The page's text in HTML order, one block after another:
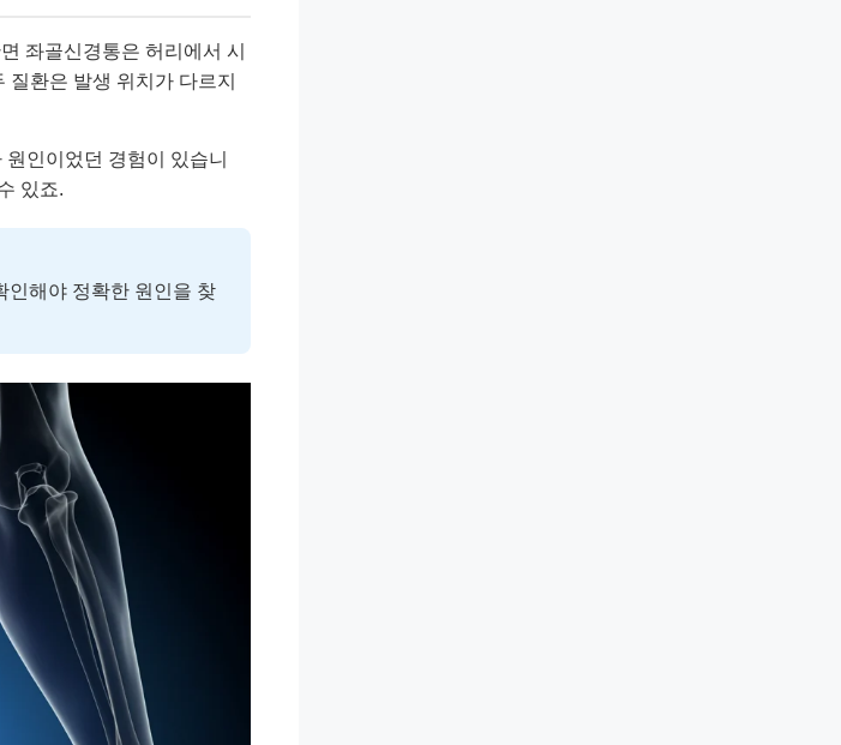
좌골신경통은 허리에서 시
환은 발생 위치가 다르지
인이었던 경험이 있습니
있죠.
인해야 정확한 원인을 찾